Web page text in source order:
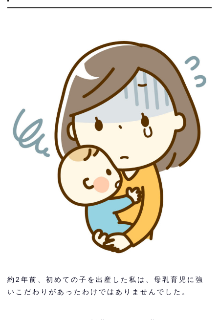
約2年前、初めての子を出産した私は、母乳育児に強
いこだわりがあったわけではありませんでした。